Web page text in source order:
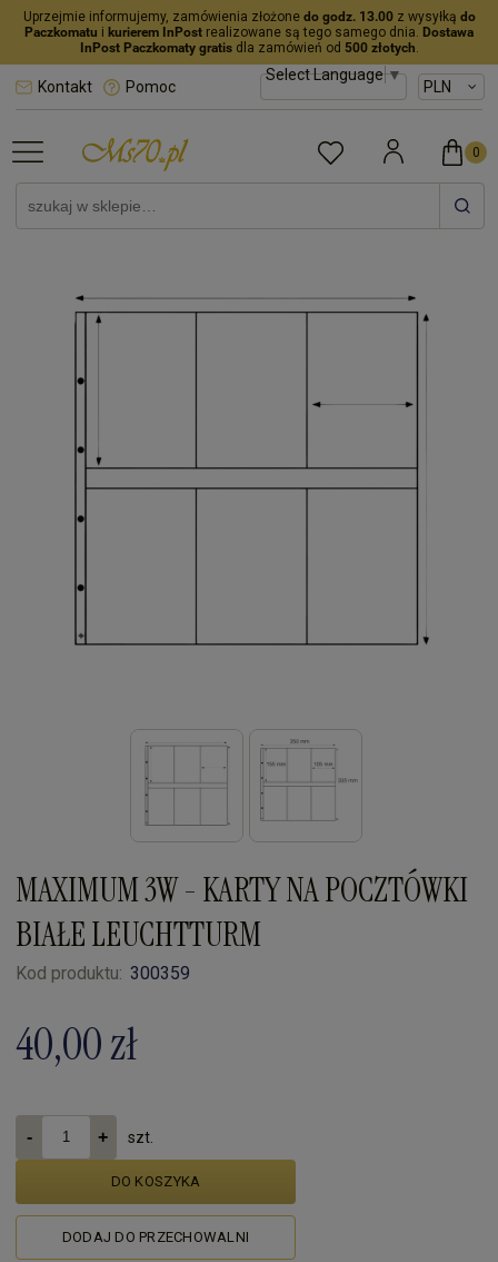
Uprzejmie informujemy, zamówienia złożone do godz. 13.00z wysyłką do
Paczkomatu i kurierem InPost realizowane są tego samego dnia. Dostawa
InPost Paczkomaty gratisdla zamówień od 500 złotych.
Select Language▼
Kontakt Pomoc
MAXIMUM 3W - KARTY NA POCZTÓWKI
BIAŁE LEUCHTTURM
Kod produktu: 300359
40,00 zł
szt.
DO KOSZYKA
DODAJ DO PRZECHOWALNI